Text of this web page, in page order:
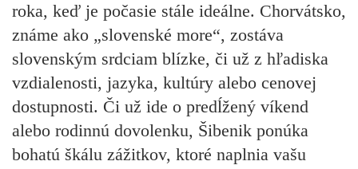
roka, keď je počasie stále ideálne. Chorvátsko,
známe ako „slovenské more“, zostáva
slovenským srdciam blízke, či už z hľadiska
vzdialenosti, jazyka, kultúry alebo cenovej
dostupnosti. Či už ide o predĺžený víkend
alebo rodinnú dovolenku, Šibenik ponúka
bohatú škálu zážitkov, ktoré naplnia vašu